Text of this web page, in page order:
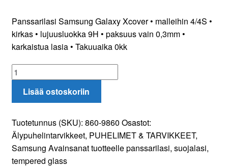
Panssarilasi Samsung Galaxy Xcover • malleihin 4/4S •
kirkas • lujuusluokka 9H • paksuus vain 0,3mm •
karkaistua lasia • Takuuaika 0kk
Panssarilasi
Samsung
Galaxy
4/4S
kirkas
määrä
Lisää ostoskoriin
Tuotetunnus (SKU): 860-9860 Osastot:
Älypuhelintarvikkeet, PUHELIMET & TARVIKKEET,
Samsung Avainsanat tuotteellepanssarilasi, suojalasi,
tempered glass